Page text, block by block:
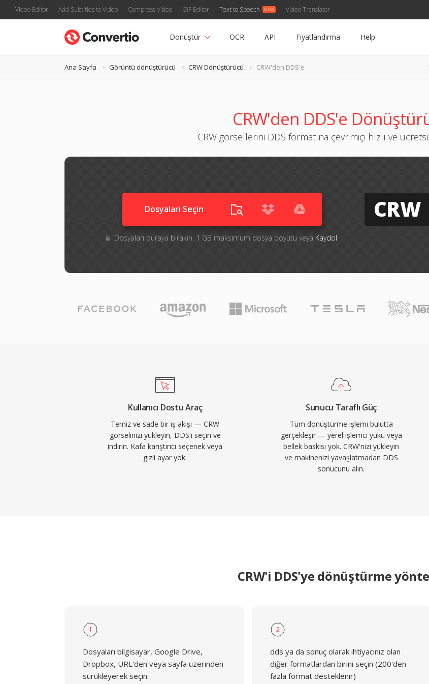
Video Editor Add Subtitles to Video Compress Video GIF Editor Text to Speech Video Translator
Dönüştür OCR API Fiyatlandırma Help
Ana Sayfa Görüntü dönüştürücü CRW Dönüştürücü CRW'den DDS'e
CRW'den DDS'e
CRW görsellerini DDS formatına çevrimiçi hızlı ve
Dosyaları Seçin
Dosyaları buraya bırakın. 1 GB maksimum dosya boyutu veya Kaydol
CRW
Kullanıcı Dostu Araç
Temiz ve sade bir iş akışı — CRW
görselinizi yükleyin, DDS'i seçin ve
indirin. Kafa karıştırıcı seçenek veya
gizli ayar yok.
Sunucu Taraflı Güç
Tüm dönüştürme işlemi bulutta
gerçekleşir — yerel işlemci yükü veya
bellek baskısı yok. CRW'nizi yükleyin
ve makinenizi yavaşlatmadan DDS
sonucunu alın.
CRW'i DDS'ye dönüştürme
1
Dosyaları bilgisayar, Google Drive,
Dropbox, URL'den veya sayfa üzerinden
sürükleyerek seçin.
2
dds ya da sonuç olarak ihtiyacınız olan
diğer formatlardan birini seçin (200'den
fazla format desteklenir)